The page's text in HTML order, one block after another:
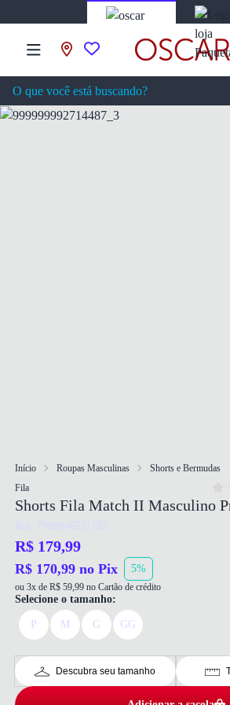
Início Roupas Masculinas
Shorts e Bermudas
Fila
Shorts Fila Match II Masculino
Ref: 7909946511782
R$ 179,99
R$ 170,99 no Pix 5%
ou 3x de R$ 59,99 no Cartão de crédito
Selecione o tamanho:
P M G GG
Descubra seu tamanho